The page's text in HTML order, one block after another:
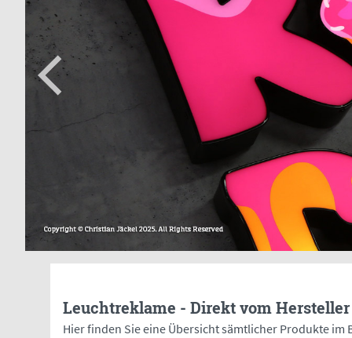
Leuchtreklame - Direkt vom Hersteller
Hier finden Sie eine Übersicht sämtlicher Produkte